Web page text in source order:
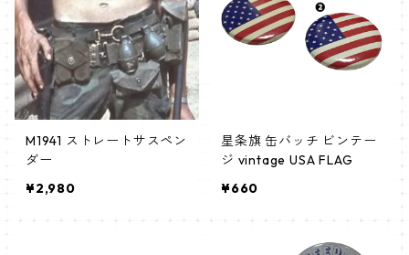
M1941 ストレートサスペン
ダー
¥2,980
星条旗 缶バッチ ビンテー
ジ vintage USA FLAG
¥660